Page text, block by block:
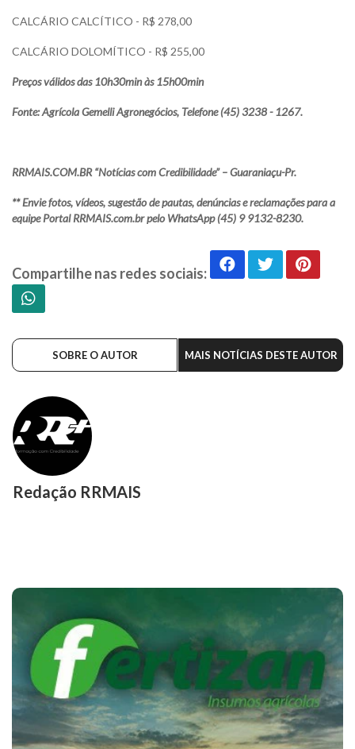
CALCÁRIO CALCÍTICO - R$ 278,00
CALCÁRIO DOLOMÍTICO - R$ 255,00
Preços válidos das 10h30min às 15h00min
Fonte: Agrícola Gemelli Agronegócios, Telefone (45) 3238 - 1267.
RRMAIS.COM.BR “Notícias com Credibilidade” – Guaraniaçu-Pr.
** Envie fotos, vídeos, sugestão de pautas, denúncias e reclamações para a
equipe Portal RRMAIS.com.br pelo WhatsApp (45) 9 9132-8230.
Compartilhe nas redes sociais:
SOBRE O AUTOR MAIS NOTÍCIAS DESTE AUTOR
Redação RRMAIS